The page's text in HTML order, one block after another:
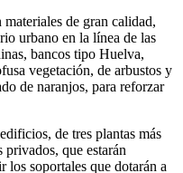
de gran calidad,
urbano en la línea de las
bancos tipo Huelva,
vegetación, de arbustos y
de naranjos, para reforzar
de tres plantas más
privados, que estarán
soportales que dotarán a